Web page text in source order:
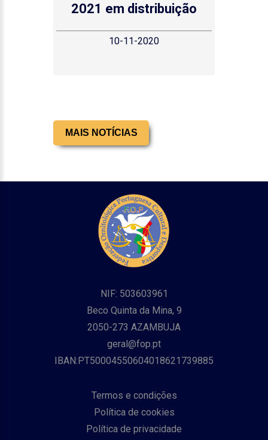
2021 em distribuição
10-11-2020
MAIS NOTÍCIAS
NIF: 503603961
Beco Quinta da Mina, 9
2050-273 AZAMBUJA
geral@fop.pt
IBAN:PT50004550604018621739885
Termos e condições
Política de cookies
Política de privacidade